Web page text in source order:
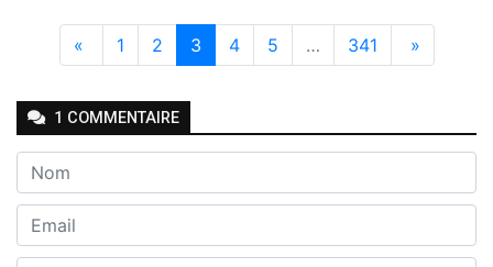
« 1 2 3 4 5 … 341 »
1 COMMENTAIRE